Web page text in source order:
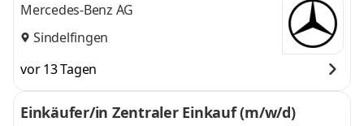
Mercedes-Benz AG
Sindelfingen
vor 13 Tagen
Einkäufer/in Zentraler Einkauf (m/w/d)